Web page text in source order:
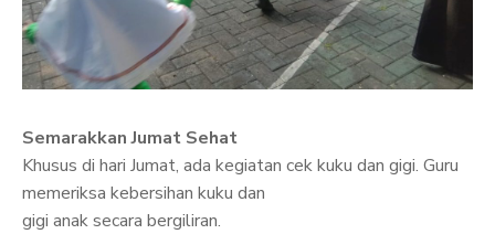
Semarakkan Jumat Sehat
Khusus di hari Jumat, ada kegiatan cek kuku dan gigi. Guru
memeriksa kebersihan kuku dan
gigi anak secara bergiliran.